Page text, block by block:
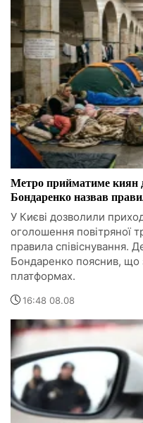
Метро прийматиме киян
Бондаренко назвав
У Києві дозволили
оголошення повітряної
правила співіснування.
Бондаренко пояснив, що
платформах.
16:48 08.08